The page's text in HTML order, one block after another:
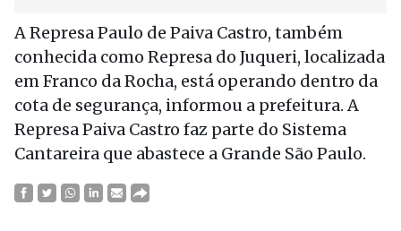
A Represa Paulo de Paiva Castro, também
conhecida como Represa do Juqueri, localizada
em Franco da Rocha, está operando dentro da
cota de segurança, informou a prefeitura. A
Represa Paiva Castro faz parte do Sistema
Cantareira que abastece a Grande São Paulo.